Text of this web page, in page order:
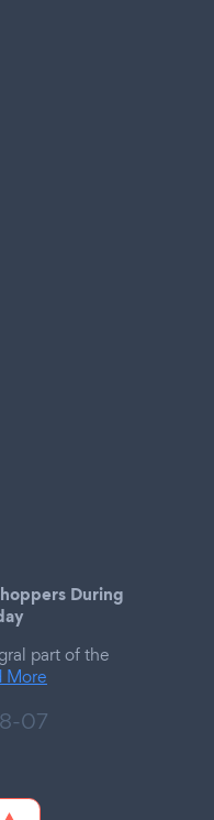
During
part of the
More
07